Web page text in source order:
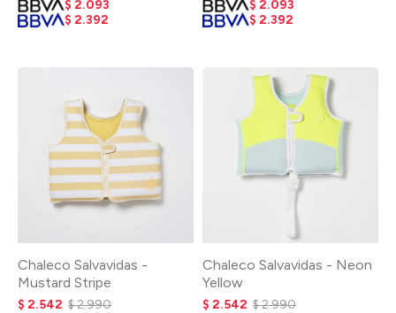
$ 2.093
$ 2.392
$ 2.093
$ 2.392
Chaleco Salvavidas -
Mustard Stripe
$ 2.542 $2.990
Chaleco Salvavidas - Neon
Yellow
$ 2.542 $2.990